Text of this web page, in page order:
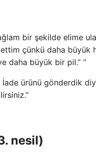
bir şekilde elime
çünkü daha büyük
daha büyük bir pil.” “
İade ürünü gönderdik
nesil)